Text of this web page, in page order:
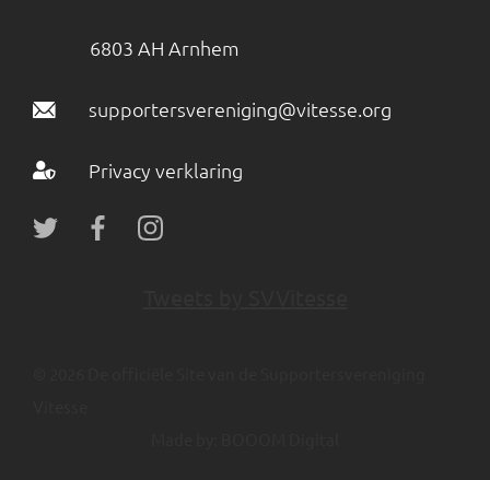
6803 AH Arnhem
supportersvereniging@vitesse.org
Privacy verklaring